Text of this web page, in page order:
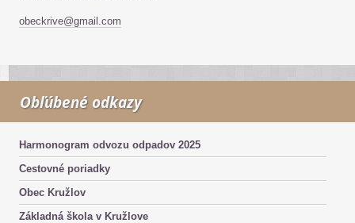
obeckrive@gmail.com
Obľúbené odkazy
Harmonogram odvozu odpadov 2025
Cestovné poriadky
Obec Kružlov
Základná škola v Kružlove